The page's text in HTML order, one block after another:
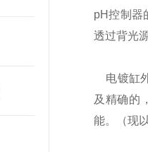
pH控制器
透过背光
电镀缸
及精确的
能。（现